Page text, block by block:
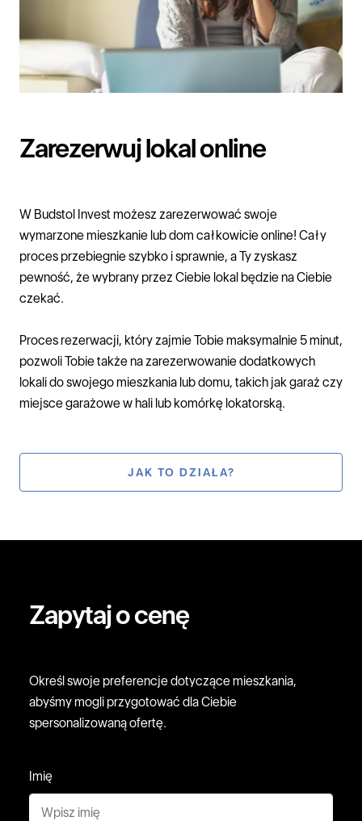
Zarezerwuj lokal online
W Budstol Investmożesz zarezerwować swoje
wymarzonemieszkanie lubdom całkowicie online! Cały
proces przebiegnie szybko i sprawnie, a Ty zyskasz
pewność, że wybrany przez Ciebie lokal będzie na Ciebie
czekać.
Proces rezerwacji, który zajmie Tobie maksymalnie 5 minut,
pozwoli Tobie także na zarezerwowanie dodatkowych
lokali do swojego mieszkania lub domu, takich jak garaż czy
miejsce garażowe w hali lub komórkę lokatorską.
JAK TO DZIAŁA?
Zapytaj o cenę
Określ swoje preferencje dotyczące mieszkania,
abyśmy mogli przygotować dla Ciebie
spersonalizowaną ofertę.
Imię